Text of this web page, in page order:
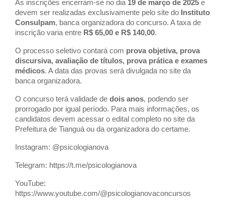
As inscrições encerram-se no dia 19 de março de 2025 e
devem ser realizadas exclusivamente pelo site do Instituto
Consulpam, banca organizadora do concurso. A taxa de
inscrição varia entre R$ 65,00 e R$ 140,00.
O processo seletivo contará com prova objetiva, prova
discursiva, avaliação de títulos, prova prática e exames
médicos. A data das provas será divulgada no site da
banca organizadora.
O concurso terá validade de dois anos, podendo ser
prorrogado por igual período. Para mais informações, os
candidatos devem acessar o edital completo no site da
Prefeitura de Tianguá ou da organizadora do certame.
Instagram: @psicologianova
Telegram: https://t.me/psicologianova
YouTube:
https://www.youtube.com/@psicologianovaconcursos